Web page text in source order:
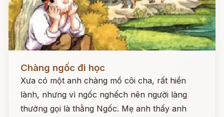
Chàng ngốc đi học
Xưa có một anh chàng mồ côi cha, rất hiền
lành, nhưng vì ngốc nghếch nên người làng
thường gọi là thằng Ngốc. Mẹ anh thấy anh